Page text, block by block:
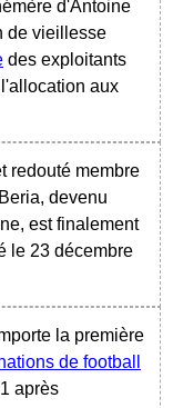
d'Antoine
de vieillesse
des exploitants
aux
redouté membre
devenu
est finalement
le 23 décembre
la première
de football
après